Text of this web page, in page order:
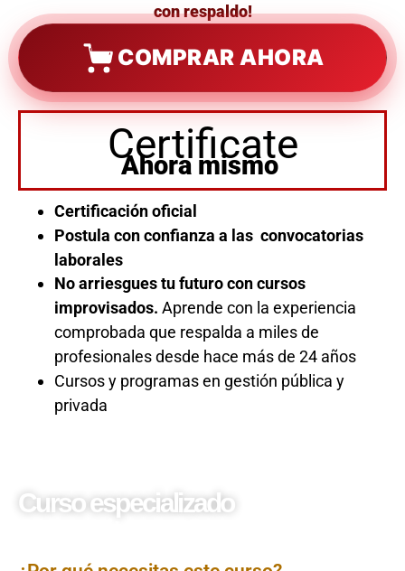
con respaldo!
COMPRAR AHORA
Certificate
Ahora mismo
Certificación oficial
Postula con confianza a las convocatorias
laborales
No arriesgues tu futuro con cursos
improvisados. Aprende con la experiencia
comprobada que respalda a miles de
profesionales desde hace más de 24 años
Cursos y programas en gestión pública y
privada
Curso especializado